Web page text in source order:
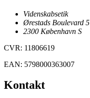
Videnskabsetik
Ørestads Boulevard 5
2300 København S
CVR: 11806619
EAN: 5798000363007
Kontakt